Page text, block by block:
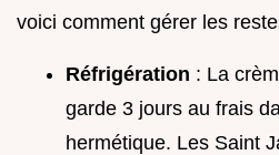
voici comment gérer les
Réfrigération : La
garde 3 jours au frais
hermétique. Les Saint